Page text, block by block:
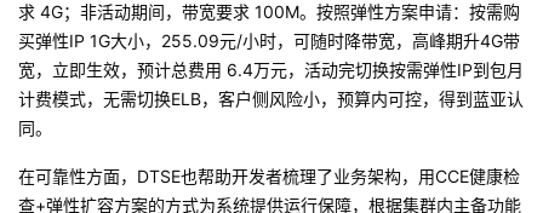
求 4G；非活动期间，带宽要求 100M。按照弹性方案申请：按需购
买弹性IP 1G大小， 255.09元/小时，可随时降带宽，高峰期升4G带
宽，立即生效，预计总费用 6.4万元，活动完切换按需弹性IP到包月
计费模式，无需切换ELB，客户侧风险小，预算内可控，得到蓝亚认
同。
在可靠性方面， DTSE也帮助开发者梳理了业务架构，用CCE健康检
查+弹性扩容方案的方式为系统提供运行保障，根据集群内主备功能